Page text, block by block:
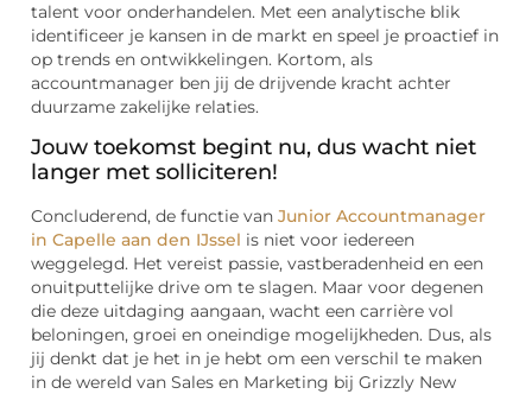
talent voor onderhandelen. Met een analytische blik
identificeer je kansen in de markt en speel je proactief in
op trends en ontwikkelingen. Kortom, als
accountmanager ben jij de drijvende kracht achter
duurzame zakelijke relaties.
Jouw toekomst begint nu, dus wacht niet
langer met solliciteren!
Concluderend, de functie van Junior Accountmanager
in Capelle aan den IJssel is niet voor iedereen
weggelegd. Het vereist passie, vastberadenheid en een
onuitputtelijke drive om te slagen. Maar voor degenen
die deze uitdaging aangaan, wacht een carrière vol
beloningen, groei en oneindige mogelijkheden. Dus, als
jij denkt dat je het in je hebt om een verschil te maken
in de wereld van Sales en Marketing bij Grizzly New